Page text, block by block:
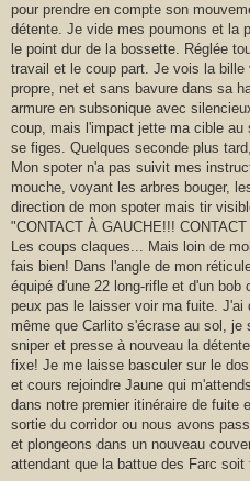
pour prendre en compte son
détente. Je vide mes poumons et la
le point dur de la bossette. Réglée
travail et le coup part. Je vois la
propre, net et sans bavure dans sa
armure en subsonique avec
coup, mais l'impact jette ma cible au
se figes. Quelques seconde plus
Mon spoter n'a pas suivit mes
mouche, voyant les arbres bouger,
direction de mon spoter mais tir
"CONTACT À GAUCHE!!!
Les coups claques... Mais loin de
fais bien! Dans l'angle de mon
équipé d'une 22 long-rifle et d'un
peux pas le laisser voir ma fuite. J'ai
même que Carlito s'écrase au sol,
sniper et presse à nouveau la
fixe! Je me laisse basculer sur le
et cours rejoindre Jaune qui
dans notre premier itinéraire de fuite
sortie du corridor ou nous avons
et plongeons dans un nouveau
attendant que la battue des Farc soit